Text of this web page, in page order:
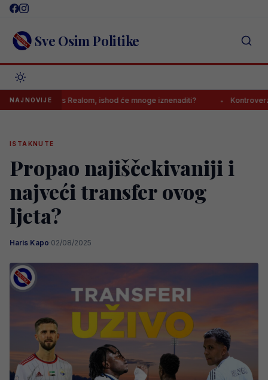
Skip
content Sve Osim Politike
NAJNOVIJE
s Realom, ishod će mnoge iznenaditi? Kontroverzni gazda
ISTAKNUTE
Propao najiščekivaniji i
najveći transfer ovog
ljeta?
Haris Kapo·02/08/2025